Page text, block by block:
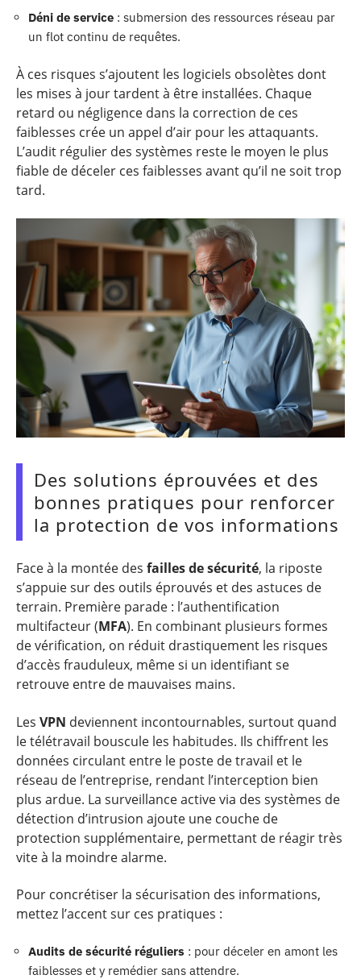
Déni de service : submersion des ressources réseau par
un flot continu de requêtes.
À ces risques s’ajoutent les logiciels obsolètes dont
les mises à jour tardent à être installées. Chaque
retard ou négligence dans la correction de ces
faiblesses crée un appel d’air pour les attaquants.
L’audit régulier des systèmes reste le moyen le plus
fiable de déceler ces faiblesses avant qu’il ne soit trop
tard.
Des solutions éprouvées et des
bonnes pratiques pour renforcer
la protection de vos informations
Face à la montée des failles de sécurité, la riposte
s’appuie sur des outils éprouvés et des astuces de
terrain. Première parade : l’authentification
multifacteur (MFA). En combinant plusieurs formes
de vérification, on réduit drastiquement les risques
d’accès frauduleux, même si un identifiant se
retrouve entre de mauvaises mains.
Les VPN deviennent incontournables, surtout quand
le télétravail bouscule les habitudes. Ils chiffrent les
données circulant entre le poste de travail et le
réseau de l’entreprise, rendant l’interception bien
plus ardue. La surveillance active via des systèmes de
détection d’intrusion ajoute une couche de
protection supplémentaire, permettant de réagir très
vite à la moindre alarme.
Pour concrétiser la sécurisation des informations,
mettez l’accent sur ces pratiques :
Audits de sécurité réguliers : pour déceler en amont les
faiblesses et y remédier sans attendre.